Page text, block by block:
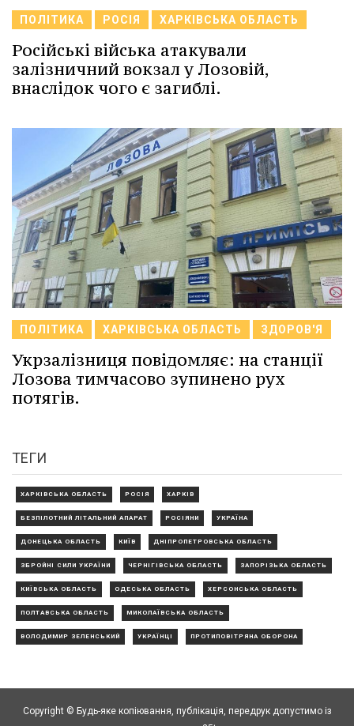
ПОЛІТИКА РОСІЯ ХАРКІВСЬКА ОБЛАСТЬ
Російські війська атакували
залізничний вокзал у Лозовій,
внаслідок чого є загиблі.
ПОЛІТИКА ХАРКІВСЬКА ОБЛАСТЬ ЗДОРОВ'Я
Укрзалізниця повідомляє: на станції
Лозова тимчасово зупинено рух
потягів.
ТЕГИ
ХАРКІВСЬКА ОБЛАСТЬ РОСІЯ ХАРКІВ
БЕЗПІЛОТНИЙ ЛІТАЛЬНИЙ АПАРАТ РОСІЯНИ УКРАЇНА
ДОНЕЦЬКА ОБЛАСТЬ КИЇВ ДНІПРОПЕТРОВСЬКА ОБЛАСТЬ
ЗБРОЙНІ СИЛИ УКРАЇНИ ЧЕРНІГІВСЬКА ОБЛАСТЬ ЗАПОРІЗЬКА ОБЛАСТЬ
КИЇВСЬКА ОБЛАСТЬ ОДЕСЬКА ОБЛАСТЬ ХЕРСОНСЬКА ОБЛАСТЬ
ПОЛТАВСЬКА ОБЛАСТЬ МИКОЛАЇВСЬКА ОБЛАСТЬ
ВОЛОДИМИР ЗЕЛЕНСЬКИЙ УКРАЇНЦІ ПРОТИПОВІТРЯНА ОБОРОНА
Copyright © Будь-яке копiювання, публiкацiя, передрук допустимо із